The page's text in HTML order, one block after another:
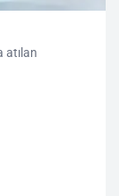
atılan